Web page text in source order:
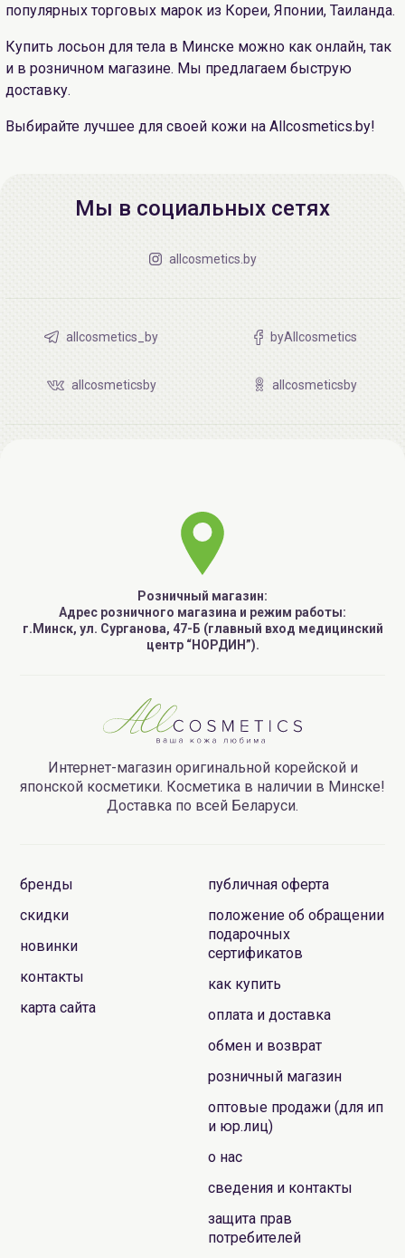
популярных торговых марок из Кореи, Японии, Таиланда.
Купить лосьон для тела в Минске можно как онлайн, так
и в розничном магазине. Мы предлагаем быструю
доставку.
Выбирайте лучшее для своей кожи на Allcosmetics.by!
Мы в социальных сетях
allcosmetics.by
allcosmetics_by byAllcosmetics
allcosmeticsby allcosmeticsby
Розничный магазин:
Адрес розничного магазина и режим работы:
г.Минск, ул. Сурганова, 47-Б (главный вход медицинский
центр “НОРДИН”).
Интернет-магазин оригинальной корейской и
японской косметики. Косметика в наличии в Минске!
Доставка по всей Беларуси.
бренды
скидки
новинки
контакты
карта сайта
публичная оферта
положение об обращении
подарочных
сертификатов
как купить
оплата и доставка
обмен и возврат
розничный магазин
оптовые продажи (для ип
и юр.лиц)
о нас
сведения и контакты
защита прав
потребителей